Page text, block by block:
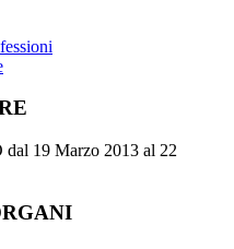
dal 19 Marzo 2013 al 22